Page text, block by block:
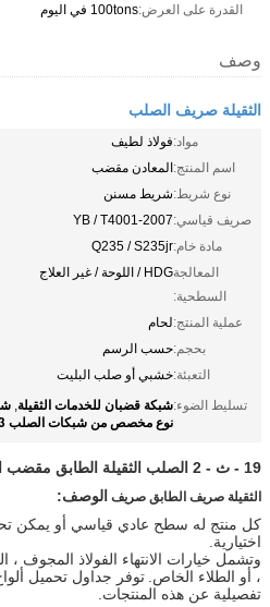
القدرة على العرض:100tons في اليوم
وصف
الثقيلة صريف الصلب
مواد:فولاذ لطيف
اسم المنتج:المعادن مقضب
نوع شريط:شريط مسنن
صريف قياسي:YB / T4001-2007
مادة خام:Q235 / S235jr
المعالجة
السطحية:
HDG / اللوحة / غير العلاج
عملية المنتج:لحام
بحجم:حسب الرسم
التعبئة:خشبي أو صلب البليت
تسليط الضوء:شبكة قضبان للخدمات الثقيلة,
نوع مخصص من شبكات الصلب 3
19 - ث - 2 الصلب الثقيلة الطابق مقضب المجلفن مع شريط تحمل 50 * 5
الثقيلة صريف الطابق صريف الوصف:
كل منتج له سطح عادي قياسي أو يمكن
اختيارية.
وتشمل خيارات الانتهاء الفولاذ المجوف
، أو الطلاء الخاص. توفر جداول تحميل
تفصيلية عن هذه المنتجات.